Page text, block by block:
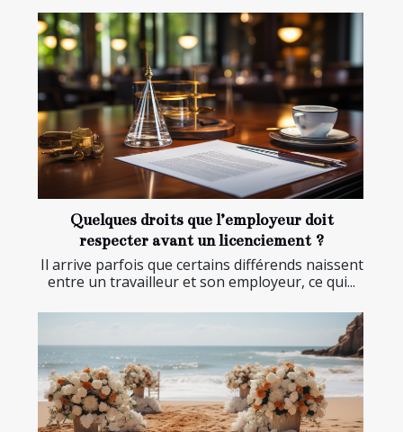
Quelques droits que l’employeur doit
respecter avant un licenciement ?
Il arrive parfois que certains différends naissent
entre un travailleur et son employeur, ce qui...